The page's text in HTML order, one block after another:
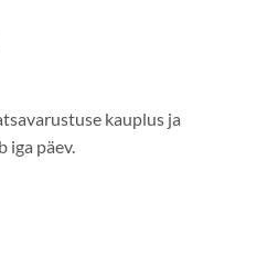
kauplus ja
iga päev.